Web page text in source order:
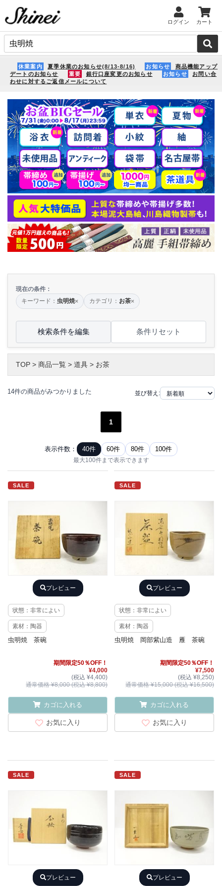
ログイン カート
休業案内 夏季休業のお知らせ(8/13-8/16) お知らせ
商品機能アップ
デートのお知らせ
重要 銀行口座変更のお知らせ お知らせ
お問い合
わせに対するご返信メールについて
現在の条件：
キーワード： 虫明焼× カテゴリ： お茶×
検索条件を編集 条件リセット
TOP > 商品一覧 > 道具 > お茶
14件の商品がみつかりました 並び替え:
1
表示件数： 40件 60件 80件 100件
最大100件まで表示できます
SALE
プレビュー
状態：非常によい
素材：陶器
虫明焼 茶碗
期間限定50％OFF！
¥4,000
(税込 ¥4,400)
通常価格 ¥8,000 (税込 ¥8,800)
カゴに入れる
お気に入り
SALE
プレビュー
状態：非常によい
素材：陶器
虫明焼 岡部紫山造 雁 茶碗
期間限定50％OFF！
¥7,500
(税込 ¥8,250)
通常価格 ¥15,000 (税込 ¥16,500)
カゴに入れる
お気に入り
SALE
プレビュー
SALE
プレビュー